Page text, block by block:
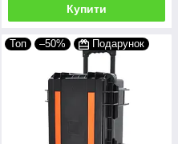
Купити
Топ –50% Подарунок